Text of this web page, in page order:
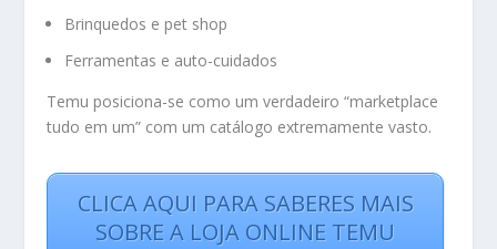
Brinquedos e pet shop
Ferramentas e auto-cuidados
Temu posiciona-se como um verdadeiro “marketplace
tudo em um” com um catálogo extremamente vasto.
CLICA AQUI PARA SABERES MAIS
SOBRE A LOJA ONLINE TEMU